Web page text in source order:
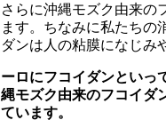
さらに沖縄モズク由来の
ます。ちなみに私たちの
ダンは人の粘膜になじみ
ーロにフコイダンといっ
縄モズク由来のフコイダ
ています。